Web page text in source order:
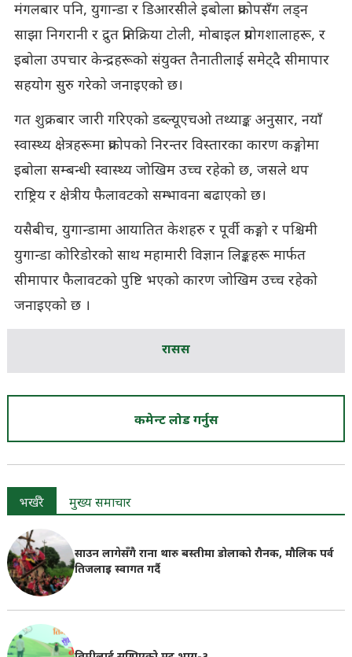
मंगलबार पनि, युगान्डा र डिआरसीले इबोला प्रकोपसँग लड्न
साझा निगरानी र द्रुत प्रतिक्रिया टोली, मोबाइल प्रयोगशालाहरू, र
इबोला उपचार केन्द्रहरूको संयुक्त तैनातीलाई समेट्दै सीमापार
सहयोग सुरु गरेको जनाइएको छ।
गत शुक्रबार जारी गरिएको डब्ल्यूएचओ तथ्याङ्क अनुसार, नयाँ
स्वास्थ्य क्षेत्रहरूमा प्रकोपको निरन्तर विस्तारका कारण कङ्गोमा
इबोला सम्बन्धी स्वास्थ्य जोखिम उच्च रहेको छ, जसले थप
राष्ट्रिय र क्षेत्रीय फैलावटको सम्भावना बढाएको छ।
यसैबीच, युगान्डामा आयातित केशहरु र पूर्वी कङ्गो र पश्चिमी
युगान्डा कोरिडोरको साथ महामारी विज्ञान लिङ्कहरू मार्फत
सीमापार फैलावटको पुष्टि भएको कारण जोखिम उच्च रहेको
जनाइएको छ ।
रासस
कमेन्ट लोड गर्नुस
भर्खरै मुख्य समाचार
साउन लागेसँगै राना थारु बस्तीमा डोलाको रौनक, मौलिक पर्व
तिजलाइ स्वागत गर्दै